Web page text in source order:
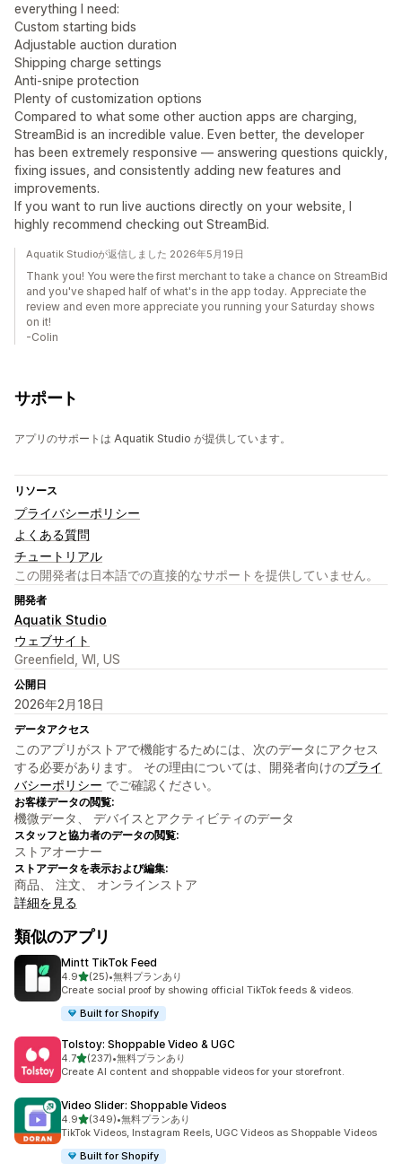
everything I need:
Custom starting bids
Adjustable auction duration
Shipping charge settings
Anti-snipe protection
Plenty of customization options
Compared to what some other auction apps are charging,
StreamBid is an incredible value. Even better, the developer
has been extremely responsive — answering questions quickly,
fixing issues, and consistently adding new features and
improvements.
If you want to run live auctions directly on your website, I
highly recommend checking out StreamBid.
Aquatik Studioが返信しました 2026年5月19日
Thank you! You were the first merchant to take a chance on StreamBid
and you've shaped half of what's in the app today. Appreciate the
review and even more appreciate you running your Saturday shows
on it!
-Colin
サポート
アプリのサポートは Aquatik Studio が提供しています。
リソース
プライバシーポリシー
よくある質問
チュートリアル
この開発者は日本語での直接的なサポートを提供していません。
開発者
Aquatik Studio
ウェブサイト
Greenfield, WI, US
公開日
2026年2月18日
データアクセス
このアプリがストアで機能するためには、次のデータにアクセス
する必要があります。 その理由については、開発者向けのプライ
バシーポリシー でご確認ください。
お客様データの閲覧:
機微データ、 デバイスとアクティビティのデータ
スタッフと協力者のデータの閲覧:
ストアオーナー
ストアデータを表示および編集:
商品、 注文、 オンラインストア
詳細を見る
類似のアプリ
Mintt TikTok Feed
4.95つ星中
(25)
合計レビュー数：25件
•無料プランあり
Create social proof by showing official TikTok feeds & videos.
Built for Shopify
Tolstoy: Shoppable Video & UGC
4.75つ星中
(237)
合計レビュー数：237件
•無料プランあり
Create AI content and shoppable videos for your storefront.
Video Slider: Shoppable Videos
4.95つ星中
(349)
合計レビュー数：349件
•無料プランあり
TikTok Videos, Instagram Reels, UGC Videos as Shoppable Videos
Built for Shopify